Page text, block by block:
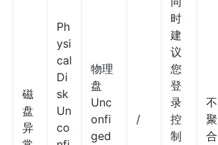
磁
盘
异
Ph
ysi
cal
Di
sk
Un
co
物理
盘
Unc
onfi
ged
/
时
建
议
您
登
录
控
制
不
聚
合